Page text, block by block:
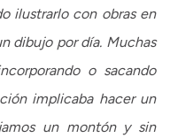
ilustrarlo con obras en
dibujo por día. Muchas
o sacando
implicaba hacer un
un montón y sin